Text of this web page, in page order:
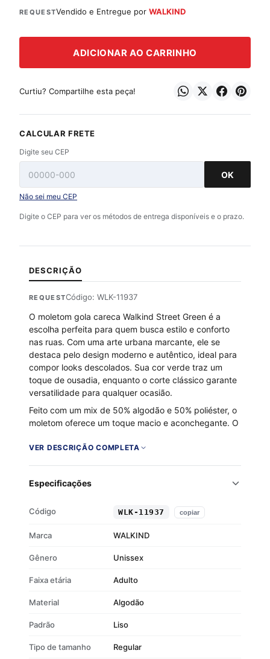
REQUESTVendido e Entregue porWALKIND
ADICIONAR AO CARRINHO
Curtiu? Compartilhe esta peça!
CALCULAR FRETE
Digite seu CEP
OK
Não sei meu CEP
Digite o CEP para ver os métodos de entrega disponíveis e o prazo.
DESCRIÇÃO
REQUESTCódigo: WLK-11937
O moletom gola careca Walkind Street Green é a
escolha perfeita para quem busca estilo e conforto
nas ruas. Com uma arte urbana marcante, ele se
destaca pelo design moderno e autêntico, ideal para
compor looks descolados. Sua cor verde traz um
toque de ousadia, enquanto o corte clássico garante
versatilidade para qualquer ocasião.
Feito com um mix de 50% algodão e 50% poliéster, o
moletom oferece um toque macio e aconchegante. O
para os dias mais frios. Detalhes em ribana nos
Interior flanelado para maior conforto
Detalhes em ribana nos punhos e barra
Estilo urbano e autêntico
VER DESCRIÇÃO COMPLETA
Especificações
Código WLK-11937 copiar
Marca WALKIND
Gênero Unissex
Faixa etária Adulto
Material Algodão
Padrão Liso
Tipo de tamanho Regular